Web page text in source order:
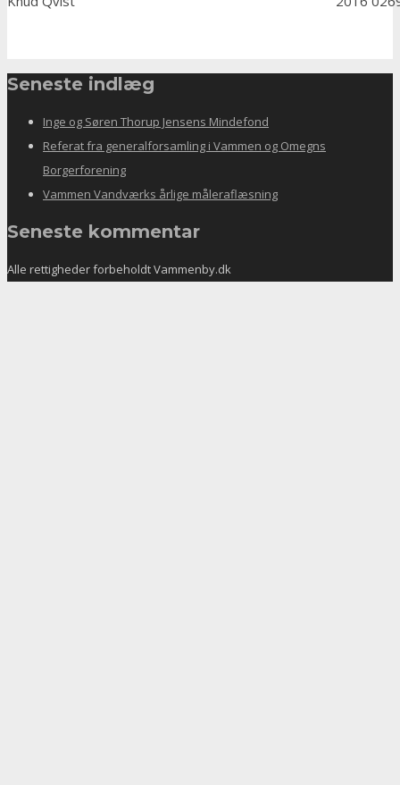
Seneste indlæg
Inge og Søren Thorup Jensens Mindefond
Referat fra generalforsamling i Vammen og Omegns
Borgerforening
Vammen Vandværks årlige måleraflæsning
Seneste kommentar
Alle rettigheder forbeholdt Vammenby.dk